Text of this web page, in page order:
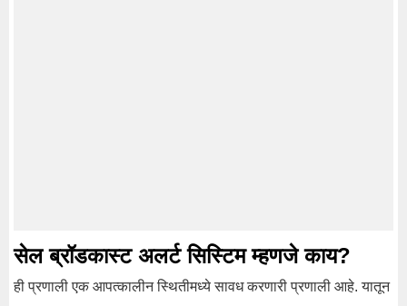
सेल ब्रॉडकास्ट अलर्ट सिस्टिम म्हणजे काय?
ही प्रणाली एक आपत्कालीन स्थितीमध्ये सावध करणारी प्रणाली आहे. यातून